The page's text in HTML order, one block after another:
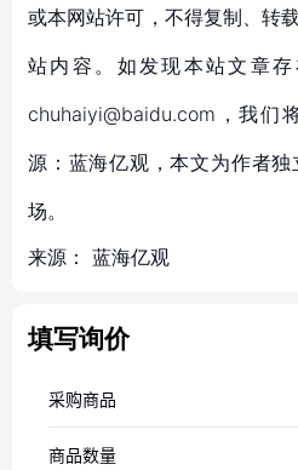
或本网站许可，不得复制、转
站内容。如发现本站文章
chuhaiyi@baidu.com，我们
源：蓝海亿观，本文为作者
场。
来源： 蓝海亿观
填写询价